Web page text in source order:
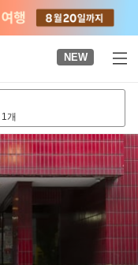
NEW
1개